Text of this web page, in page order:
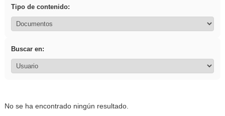
Tipo de contenido:
Buscar en:
No se ha encontrado ningún resultado.